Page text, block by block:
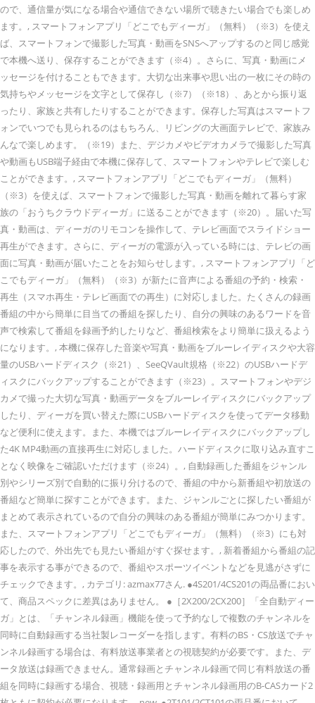
ので、通信量が気になる場合や通信できない場所で聴きたい場合でも楽しめ
ます。, スマートフォンアプリ「どこでもディーガ」（無料）（※3）を使え
ば、スマートフォンで撮影した写真・動画をSNSへアップするのと同じ感覚
で本機へ送り、保存することができます（※4）。さらに、写真・動画にメ
ッセージを付けることもできます。大切な出来事や思い出の一枚にその時の
気持ちやメッセージを文字として保存し（※7）（※18）、あとから振り返
ったり、家族と共有したりすることができます。保存した写真はスマートフ
ォンでいつでも見られるのはもちろん、リビングの大画面テレビで、家族み
んなで楽しめます。（※19）また、デジカメやビデオカメラで撮影した写真
や動画もUSB端子経由で本機に保存して、スマートフォンやテレビで楽しむ
ことができます。, スマートフォンアプリ「どこでもディーガ」（無料）
（※3）を使えば、スマートフォンで撮影した写真・動画を離れて暮らす家
族の「おうちクラウドディーガ」に送ることができます（※20）。届いた写
真・動画は、ディーガのリモコンを操作して、テレビ画面でスライドショー
再生ができます。さらに、ディーガの電源が入っている時には、テレビの画
面に写真・動画が届いたことをお知らせします。, スマートフォンアプリ「ど
こでもディーガ」（無料）（※3）が新たに音声による番組の予約・検索・
再生（スマホ再生・テレビ画面での再生）に対応しました。たくさんの録画
番組の中から簡単に目当ての番組を探したり、自分の興味のあるワードを音
声で検索して番組を録画予約したりなど、番組検索をより簡単に扱えるよう
になります。, 本機に保存した音楽や写真・動画をブルーレイディスクや大容
量のUSBハードディスク（※21）、SeeQVault規格（※22）のUSBハードデ
ィスクにバックアップすることができます（※23）。スマートフォンやデジ
カメで撮った大切な写真・動画データをブルーレイディスクにバックアップ
したり、ディーガを買い替えた際にUSBハードディスクを使ってデータ移動
など便利に使えます。また、本機ではブルーレイディスクにバックアップし
た4K MP4動画の直接再生に対応しました。ハードディスクに取り込み直すこ
となく映像をご確認いただけます（※24）。, 自動録画した番組をジャンル
別やシリーズ別で自動的に振り分けるので、番組の中から新番組や初放送の
番組など簡単に探すことができます。また、ジャンルごとに探したい番組が
まとめて表示されているので自分の興味のある番組が簡単にみつかります。
また、スマートフォンアプリ「どこでもディーガ」（無料）（※3）にも対
応したので、外出先でも見たい番組がすぐ探せます。, 新着番組から番組の記
事を表示する事ができるので、番組やスポーツイベントなどを見逃がさずに
チェックできます。, カテゴリ: azmax77さん. ●4S201/4CS201の両品番におい
て、商品スペックに差異はありません。 ●［2X200/2CX200］「全自動ディー
ガ」とは、「チャンネル録画」機能を使って予約なしで複数のチャンネルを
同時に自動録画する当社製レコーダーを指します。有料のBS・CS放送でチャ
ンネル録画する場合は、有料放送事業者との視聴契約が必要です。また、デ
ータ放送は録画できません。通常録画とチャンネル録画で同じ有料放送の番
組を同時に録画する場合、視聴・録画用とチャンネル録画用のB-CASカード2